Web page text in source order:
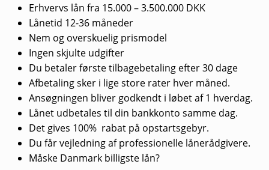
Erhvervs lån fra 15.000 – 3.500.000 DKK
Lånetid 12-36 måneder
Nem og overskuelig prismodel
Ingen skjulte udgifter
Du betaler første tilbagebetaling efter 30 dage
Afbetaling sker i lige store rater hver måned.
Ansøgningen bliver godkendt i løbet af 1 hverdag.
Lånet udbetales til din bankkonto samme dag.
Det gives 100% rabat på opstartsgebyr.
Du får vejledning af professionelle lånerådgivere.
Måske Danmark billigste lån?